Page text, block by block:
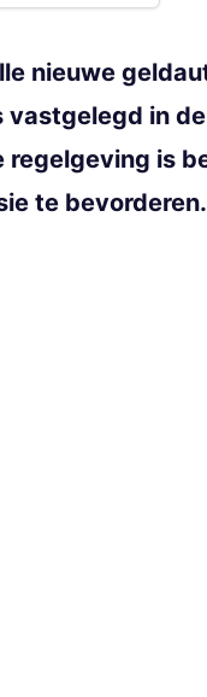
nieuwe
in
regelgeving is
te bevorderen.